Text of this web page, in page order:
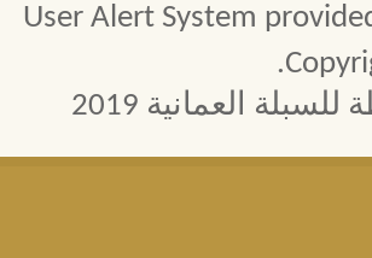
User Alert System
العمانية 2019